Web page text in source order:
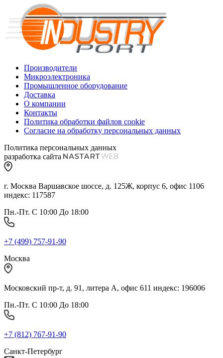
Производители
Микроэлектроника
Промышленное оборудование
Доставка
О компании
Контакты
Политика обработки файлов cookie
Согласие на обработку персональных данных
Политика персональных данных
разработка сайта
г. Москва Варшавское шоссе, д. 125Ж, корпус 6, офис 1106
индекс: 117587
Пн.-Пт. С 10:00 До 18:00
+7 (499) 757-91-90
Москва
Московский пр-т, д. 91, литера А, офис 611 индекс: 196006
Пн.-Пт. С 10:00 До 18:00
+7 (812) 767-91-90
Санкт-Петербург